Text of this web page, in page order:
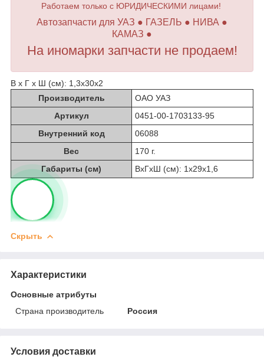
Работаем только с ЮРИДИЧЕСКИМИ лицами!
Автозапчасти для УАЗ ● ГАЗЕЛЬ ● НИВА ●
КАМАЗ ●
На иномарки запчасти не продаем!
В х Г х Ш (см): 1,3х30х2
Производитель
ОАО УАЗ
Артикул
0451-00-1703133-95
Внутренний код
06088
Вес
170 г.
Габариты (см)
ВхГхШ (см): 1х29х1,6
Скрыть
Характеристики
Основные атрибуты
Страна производитель
Россия
Условия доставки